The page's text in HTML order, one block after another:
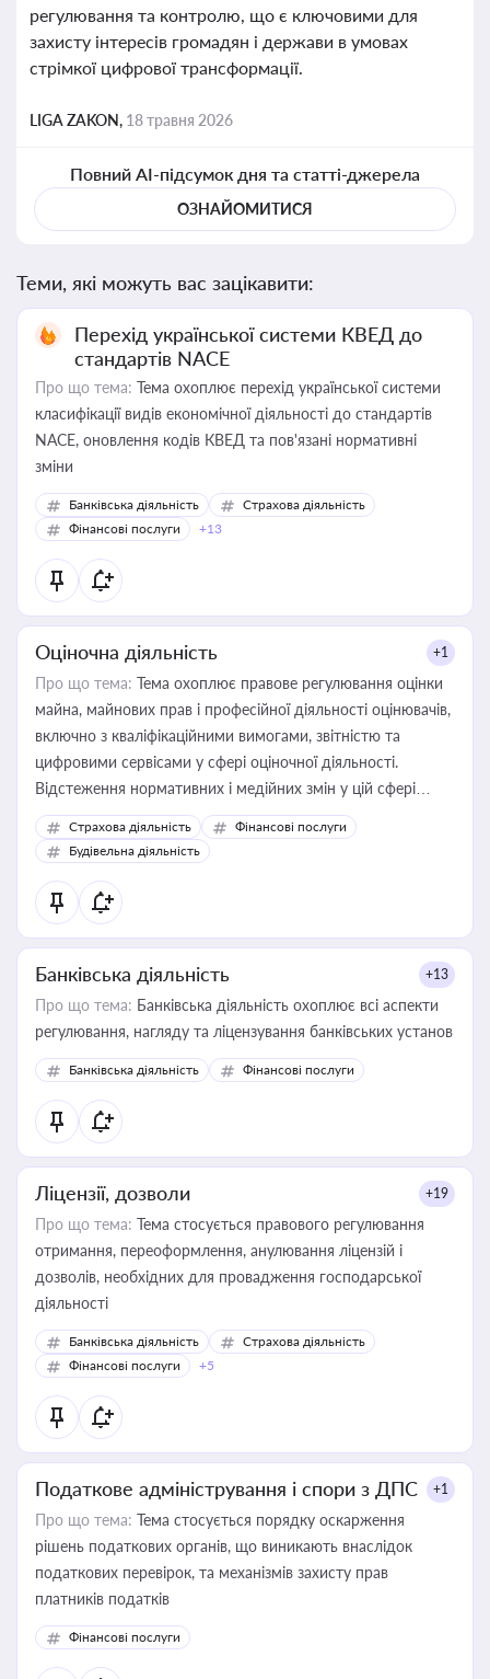
регулювання та контролю, що є ключовими для
захисту інтересів громадян і держави в умовах
стрімкої цифрової трансформації.
LIGA ZAKON, 18 травня 2026
Повний AI-підсумок дня та статті-джерела
ОЗНАЙОМИТИСЯ
Теми, які можуть вас зацікавити:
Перехід української системи КВЕД до
стандартів NACE
Про що тема: Тема охоплює перехід української системи
класифікації видів економічної діяльності до стандартів
NACE, оновлення кодів КВЕД та пов'язані нормативні
зміни
Банківська діяльність
Страхова діяльність
Фінансові послуги
+13
Оціночна діяльність +1
Про що тема: Тема охоплює правове регулювання оцінки
майна, майнових прав і професійної діяльності оцінювачів,
включно з кваліфікаційними вимогами, звітністю та
цифровими сервісами у сфері оціночної діяльності.
Відстеження нормативних і медійних змін у цій сфері
корисне для власника бізнесу, керівника, юриста або
бухгалтера під час оподаткування, приватизації, оренди
державного майна, корпоративних угод і перевірки
статусу суб'єктів оціночної діяльності
Страхова діяльність
Фінансові послуги
Будівельна діяльність
Банківська діяльність +13
Про що тема: Банківська діяльність охоплює всі аспекти
регулювання, нагляду та ліцензування банківських установ
Банківська діяльність Фінансові послуги
Ліцензії, дозволи +19
Про що тема: Тема стосується правового регулювання
отримання, переоформлення, анулювання ліцензій і
дозволів, необхідних для провадження господарської
діяльності
Банківська діяльність
Страхова діяльність
Фінансові послуги
+5
Податкове адміністрування і спори з ДПС +1
Про що тема: Тема стосується порядку оскарження
рішень податкових органів, що виникають внаслідок
податкових перевірок, та механізмів захисту прав
платників податків
Фінансові послуги